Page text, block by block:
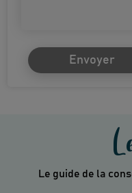
Envoyer
Le guide de la